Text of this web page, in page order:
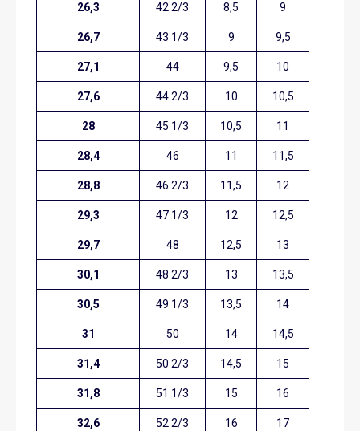
26,3 42 2/3 8,5 9
26,7 43 1/3 9 9,5
27,1 44 9,5 10
27,6 44 2/3 10 10,5
28 45 1/3 10,5 11
28,4 46 11 11,5
28,8 46 2/3 11,5 12
29,3 47 1/3 12 12,5
29,7 48 12,5 13
30,1 48 2/3 13 13,5
30,5 49 1/3 13,5 14
31 50 14 14,5
31,4 50 2/3 14,5 15
31,8 51 1/3 15 16
32,6 52 2/3 16 17